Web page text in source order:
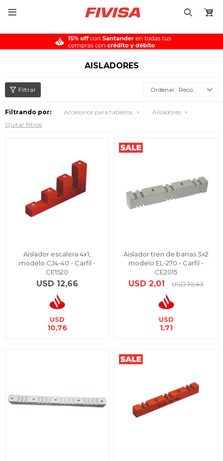

AISLADORES
Recomendados
Filtrando por: Accesorios para tableros
Aisladores
Quitar filtros
Aislador escalera 4x1,
modelo CJ4-40 - Carfil -
CE1520
USD 12,66
USD
10,76
Aislador tren de barras 3x2
modelo EL-270 - Carfil -
CE2015
USD 2,01 USD 10,43
USD
1,71